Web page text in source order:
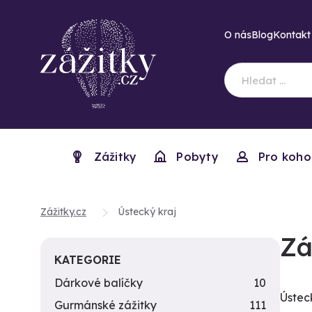
O násBlogKontakt
Zážitky Pobyty Pro koho
Zážitky.cz Ústecký kraj
KATEGORIE
Dárkové balíčky
10
Gurmánské zážitky
111